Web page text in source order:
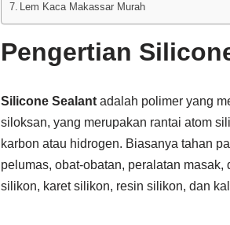
Lem Kaca Makassar Murah
Pengertian
Silicone Sealant adalah polimer yang
siloksan, yang merupakan rantai atom
karbon atau hidrogen. Biasanya tahan
pelumas, obat-obatan, peralatan
silikon, karet silikon, resin silikon, dan